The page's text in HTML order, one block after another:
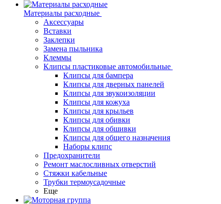
Материалы расходные
Аксессуары
Вставки
Заклепки
Замена пыльника
Клеммы
Клипсы пластиковые автомобильные
Клипсы для бампера
Клипсы для дверных панелей
Клипсы для звукоизоляции
Клипсы для кожуха
Клипсы для крыльев
Клипсы для обивки
Клипсы для обшивки
Клипсы для общего назначения
Наборы клипс
Предохранители
Ремонт маслосливных отверстий
Стяжки кабельные
Трубки термоусадочные
Еще